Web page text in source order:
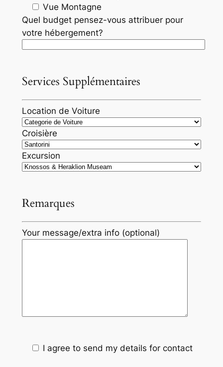
Vue Montagne
Quel budget pensez-vous attribuer pour
votre hébergement?
Services Supplémentaires
Location de Voiture
Croisière
Excursion
Remarques
Your message/extra info (optional)
I agree to send my details for contact